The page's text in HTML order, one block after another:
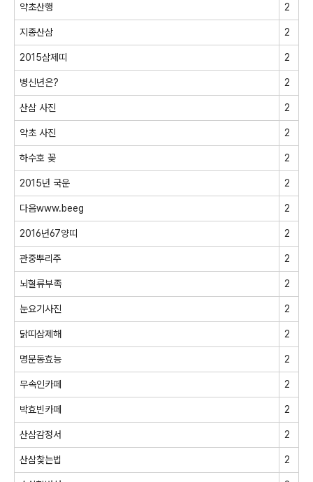
약초산행 2
지종산삼 2
2015삼제띠 2
병신년은? 2
산삼 사진 2
약초 사진 2
하수호 꽂 2
2015년 국운 2
다음www.beeg 2
2016년67양띠 2
관중뿌리주 2
뇌혈류부족 2
눈요기사진 2
닭띠삼제해 2
명문동효능 2
무속인카페 2
박효빈카페 2
산삼감정서 2
산삼찿는법 2